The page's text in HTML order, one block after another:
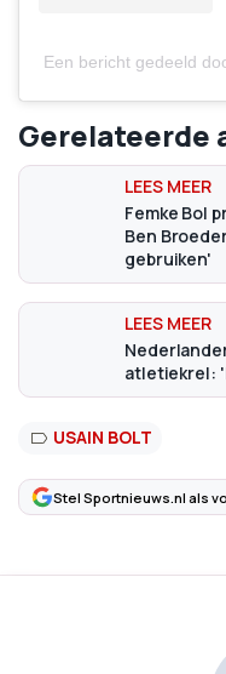
Een bericht gedeeld
Gerelateerde
Femke Bol
Ben
gebruiken'
atletiekrel:
USAIN BOLT
Stel Sportnieuws.nl als